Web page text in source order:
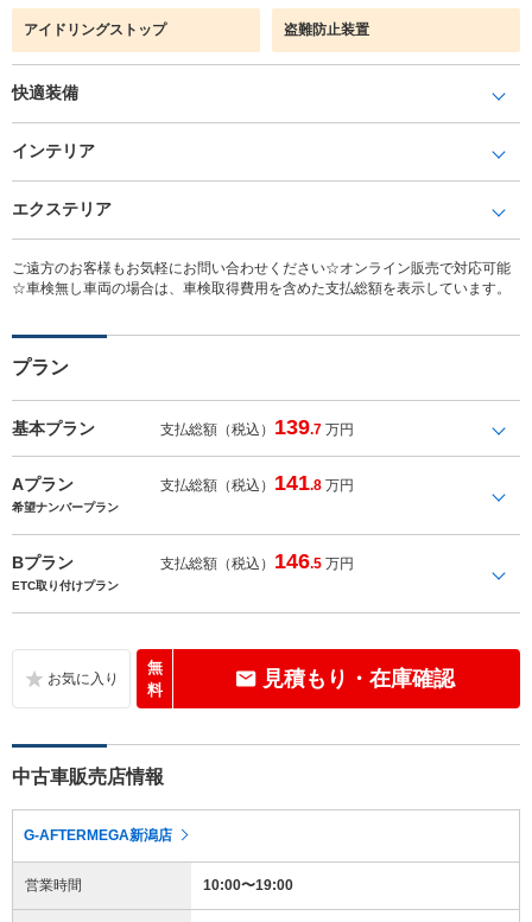
アイドリングストップ 盗難防止装置
快適装備
インテリア
エクステリア
ご遠方のお客様もお気軽にお問い合わせください☆オンライン販売で対応可能
☆車検無し車両の場合は、車検取得費用を含めた支払総額を表示しています。
プラン
基本プラン 支払総額（税込） 139.7 万円
Aプラン 支払総額（税込） 141.8 万円
希望ナンバープラン
Bプラン 支払総額（税込） 146.5 万円
ETC取り付けプラン
無
料
見積もり・在庫確認
中古車販売店情報
G-AFTERMEGA新潟店
営業時間 10:00〜19:00